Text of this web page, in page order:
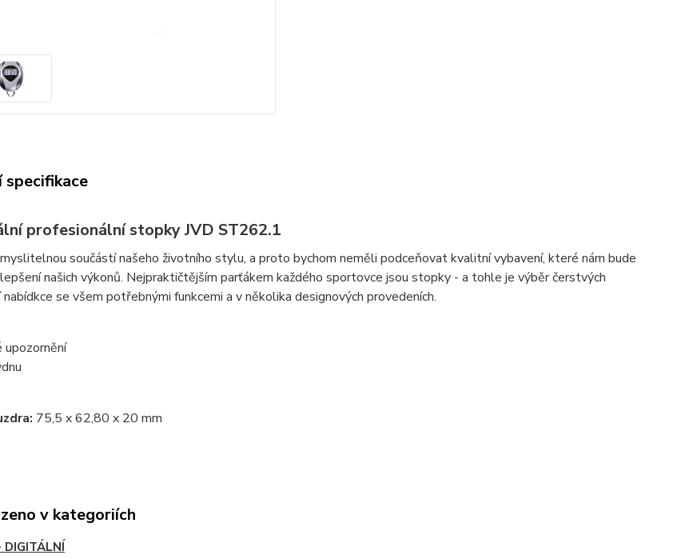
profesionální stopky JVD ST262.1
součástí našeho životního stylu, a proto bychom neměli podceňovat kvalitní vybavení, které nám bude
našich výkonů. Nejpraktičtějším parťákem každého sportovce jsou stopky - a tohle je výběr čerstvých
nabídkce se všem potřebnými funkcemi a v několika designových provedeních.
upozornění
75,5 x 62,80 x 20 mm
v kategoriích
DIGITÁLNÍ